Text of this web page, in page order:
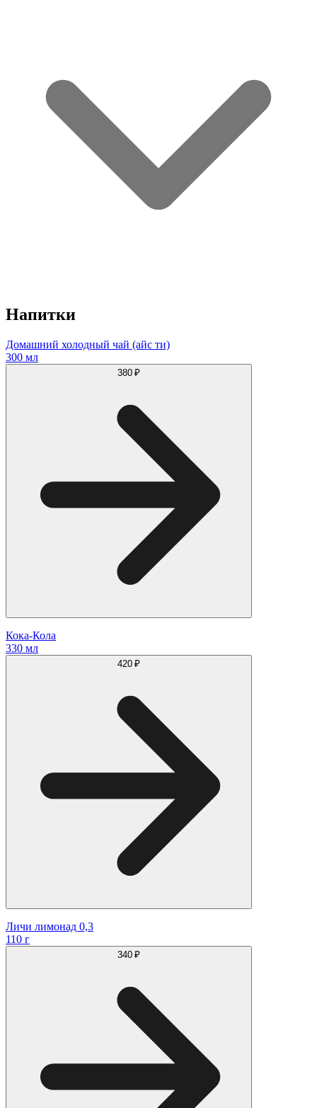
Напитки
Домашний холодный чай (айс ти)
300 мл
380 ₽
Кока-Кола
330 мл
420 ₽
Личи лимонад 0,3
110 г
340 ₽